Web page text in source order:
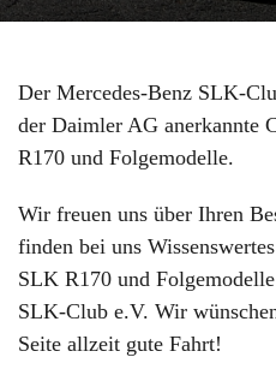
Der Mercedes-Benz SLK-
der Daimler AG anerkannte
R170 und Folgemodelle.
Wir freuen uns über Ihren
finden bei uns
SLK R170 und
SLK-Club e.V. Wir
Seite allzeit gute Fahrt!